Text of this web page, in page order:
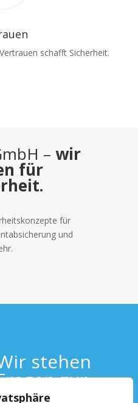
schafft Sicherheit.
– wir
für
für
und
stehen
zur